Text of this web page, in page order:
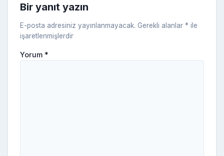
ki
Bir yanıt yazın
E-posta adresiniz yayınlanmayacak. Gerekli alanlar * ile
işaretlenmişlerdir
Yorum *